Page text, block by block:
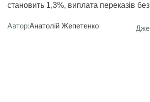
становить 1,3%, виплата переказів
Автор:Анатолій Жепетенко